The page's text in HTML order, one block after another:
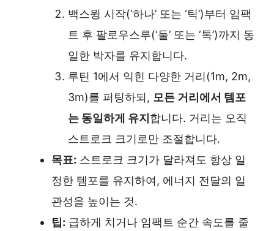
백스윙 시작(‘하나’ 또는 ‘틱’)부터 임팩
트 후 팔로우스루(‘둘’ 또는 ‘톡’)까지 동
일한 박자를 유지합니다.
루틴 1에서 익힌 다양한 거리(1m, 2m,
3m)를 퍼팅하되, 모든 거리에서 템포
는 동일하게 유지 합니다. 거리는 오직
스트로크 크기로만 조절합니다.
목표: 스트로크 크기가 달라져도 항상 일
정한 템포를 유지하여, 에너지 전달의 일
관성을 높이는 것.
팁: 급하게 치거나 임팩트 순간 속도를 줄